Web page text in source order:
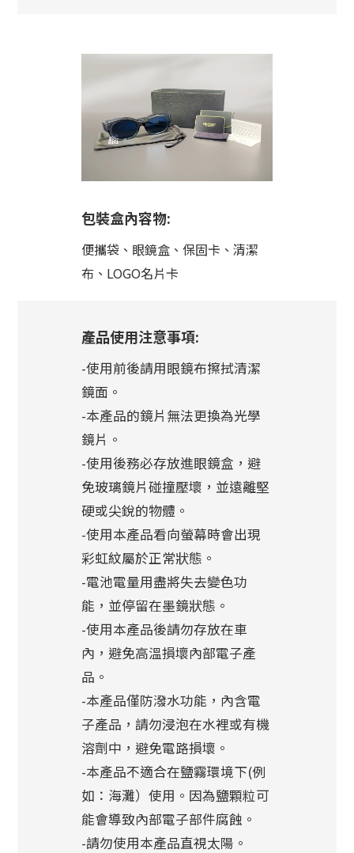
包裝盒內容物:
便攜袋、眼鏡盒、保固卡、清潔
布、LOGO名片卡
產品使用注意事項:
-使用前後請用眼鏡布擦拭清潔
鏡面。
-本產品的鏡片無法更換為光學
鏡片。
-使用後務必存放進眼鏡盒，避
免玻璃鏡片碰撞壓壞，並遠離堅
硬或尖銳的物體。
-使用本產品看向螢幕時會出現
彩虹紋屬於正常狀態。
-電池電量用盡將失去變色功
能，並停留在墨鏡狀態。
-使用本產品後請勿存放在車
內，避免高溫損壞內部電子產
品。
-本產品僅防潑水功能，內含電
子產品，請勿浸泡在水裡或有機
溶劑中，避免電路損壞。
-本產品不適合在鹽霧環境下(例
如：海灘）使用。因為鹽顆粒可
能會導致內部電子部件腐蝕。
-請勿使用本產品直視太陽。